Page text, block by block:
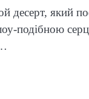
десерт, який
подібною